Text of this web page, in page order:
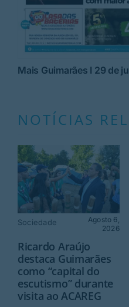
Mais Guimarães I 29 de
NOTÍCIAS
Sociedade
Agosto 6,
2026
Ricardo Araújo
destaca Guimarães
como “capital do
escutismo” durante
visita ao ACAREG